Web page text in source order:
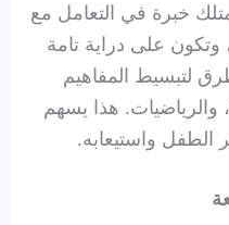
خبرة في التعامل مع
وتكون على دراية تامة
لتبسيط المفاهيم
والرياضيات. هذا يسهم
واستيعابه.